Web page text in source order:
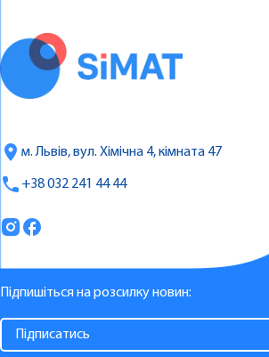
м. Львів, вул. Хімічна 4, кімната 47
+38 032 241 44 44
Підпишіться на розсилку новин: